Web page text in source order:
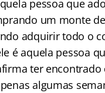
pessoa que
um monte
adquirir todo o
é aquela pessoa
ter
algumas